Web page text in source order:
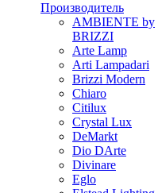
Производитель
AMBIENTE by
BRIZZI
Arte Lamp
Arti Lampadari
Brizzi Modern
Chiaro
Citilux
Crystal Lux
DeMarkt
Dio DArte
Divinare
Eglo